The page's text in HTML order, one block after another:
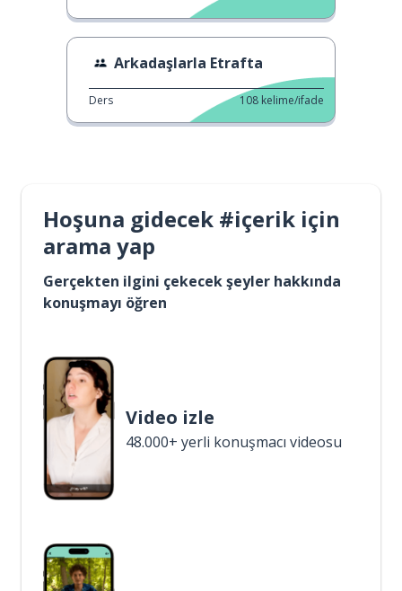
Arkadaşlarla Etrafta
Ders 108 kelime/ifade
Hoşuna gidecek #içerik için
arama yap
Gerçekten ilgini çekecek şeyler hakkında
konuşmayı öğren
Video izle
48.000+ yerli konuşmacı videosu